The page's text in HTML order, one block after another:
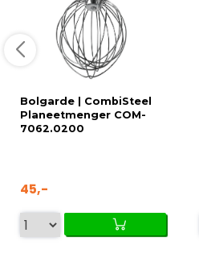
Bolgarde | CombiSteel
Planeetmenger COM-
7062.0200
45,-